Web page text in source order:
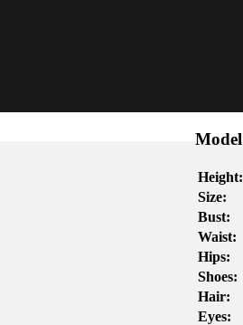
Model
Height:
Size:
Bust:
Waist:
Hips:
Shoes:
Hair:
Eyes: